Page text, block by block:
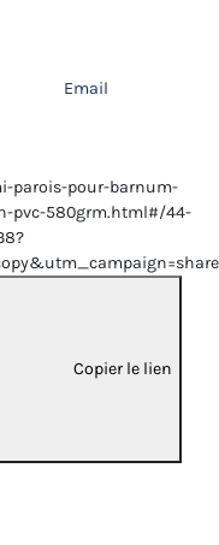
Email
parois-pour-barnum-
pvc-580grm.html#/44-
Copier le lien